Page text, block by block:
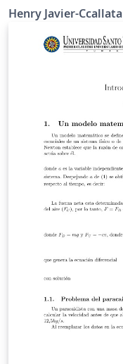
Henry Javier-Ccallata